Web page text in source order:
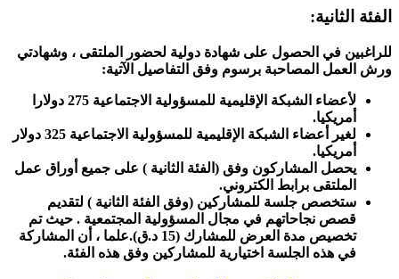
الفئة الثانية:
للراغبين في الحصول على شهادة دولية لحضور الملتقى ، وشهادتي
ورش العمل المصاحبة برسوم وفق التفاصيل الآتية:
لأعضاء الشبكة الإقليمية للمسؤولية الاجتماعية 275 دولارا
أمريكيا.
لغير أعضاء الشبكة الإقليمية للمسؤولية الاجتماعية 325 دولار
أمريكيا.
يحصل المشاركون وفق (الفئة الثانية ) على جميع أوراق عمل
الملتقى برابط الكتروني.
ستخصص جلسة للمشاركين (وفق الفئة الثانية ) لتقديم
قصص نجاحاتهم في مجال المسؤولية المجتمعية . حيث تم
تخصيص مدة العرض للمشارك (15 د.ق).علما ، أن المشاركة
في هذه الجلسة اختيارية للمشاركين وفق هذه الفئة.